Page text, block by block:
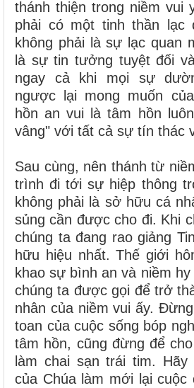
thánh thiện trong niềm vui
phải có một tinh thần lạc
không phải là sự lạc quan
là sự tin tưởng tuyệt đối
ngay cả khi mọi sự
ngược lại mong muốn
hồn an vui là tâm hồn
vâng" với tất cả sự tín thác
Sau cùng, nên thánh từ
trình đi tới sự hiệp thông
không phải là sở hữu cá
sủng cần được cho đi. Khi
chúng ta đang rao giảng
hữu hiệu nhất. Thế giới
khao sự bình an và niềm
chúng ta được gọi để trở
nhân của niềm vui ấy.
toan của cuộc sống bóp
tâm hồn, cũng đừng để
làm chai sạn trái tim.
của Chúa làm mới lại cuộc